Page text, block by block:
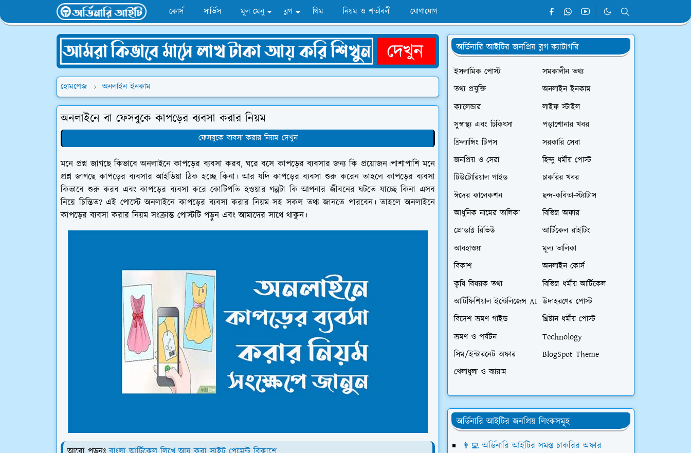
কোর্স সার্ভিস মূল মেনু ব্লগ থিম নিয়ম ও শর্তাবলী যোগাযোগ
হোমপেজ অনলাইন ইনকাম
অনলাইনে বা ফেসবুকে কাপড়ের ব্যবসা করার নিয়ম
ফেসবুকে ব্যবসা করার নিয়ম দেখুন
মনে প্রশ্ন জাগছে কিভাবে অনলাইনে কাপড়ের ব্যবসা করব, ঘরে বসে কাপড়ের ব্যবসার জন্য কি প্রয়োজন।পাশাপাশি মনে
প্রশ্ন জাগছে কাপড়ের ব্যবসার আইডিয়া ঠিক হচ্ছে কিনা। আর যদি কাপড়ের ব্যবসা শুরু করেন তাহলে কাপড়ের ব্যবসা
কিভাবে শুরু করব এবং কাপড়ের ব্যবসা করে কোটিপতি হওয়ার গল্পটা কি আপনার জীবনের ঘটতে যাচ্ছে কিনা এসব
নিয়ে চিন্তিত? এই পোস্টে অনলাইনে কাপড়ের ব্যবসা করার নিয়ম সহ সকল তথ্য জানতে পারবেন। তাহলে অনলাইনে
কাপড়ের ব্যবসা করার নিয়ম সংক্রান্ত পোস্টটি পড়ুন এবং আমাদের সাথে থাকুন।
অর্ডিনারি আইটির জনপ্রিয় ব্লগ ক্যাটাগরি
ইসলামিক পোস্ট
সমকালীন তথ্য
তথ্য প্রযুক্তি
অনলাইন ইনকাম
ক্যালেন্ডার
লাইফ স্টাইল
সুস্বাস্থ্য এবং চিকিৎসা
পড়াশোনার খবর
ফ্রিল্যান্সিং টিপস
সরকারি সেবা
জনপ্রিয় ও সেরা
হিন্দু ধর্মীয় পোস্ট
টিউটোরিয়াল গাইড
চাকরির খবর
ঈদের কালেকশন
ছন্দ-কবিতা-স্ট্যাটাস
আধুনিক নামের তালিকা
বিভিন্ন অফার
প্রোডাক্ট রিভিউ
আর্টিকেল রাইটিং
আবহাওয়া
মূল্য তালিকা
বিকাশ
অনলাইন কোর্স
কৃষি বিষয়ক তথ্য
বিভিন্ন ধর্মীয় আর্টিকেল
আর্টিফিশিয়াল ইন্টেলিজেন্স AI উদাহরণের পোস্ট
বিদেশ ভ্রমণ গাইড
খ্রিষ্টান ধর্মীয় পোস্ট
ভ্রমণ ও পর্যটন
Technology
সিম/ইন্টারনেট অফার
BlogSpot Theme
খেলাধুলা ও ব্যায়াম
অর্ডিনারি আইটির জনপ্রিয় লিংকসমূহ
👨‍💻 অর্ডিনারি আইটির সমস্ত চাকরির অফার